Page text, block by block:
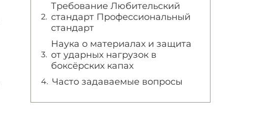
Требование Любительский
стандарт Профессиональный
стандарт
Наука о материалах и защита
от ударных нагрузок в
боксёрских капах
Часто задаваемые вопросы